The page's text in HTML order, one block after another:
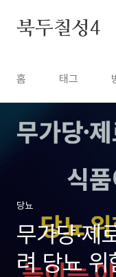
북두칠성4
홈 태그
당뇨
무가당·제
려 당뇨